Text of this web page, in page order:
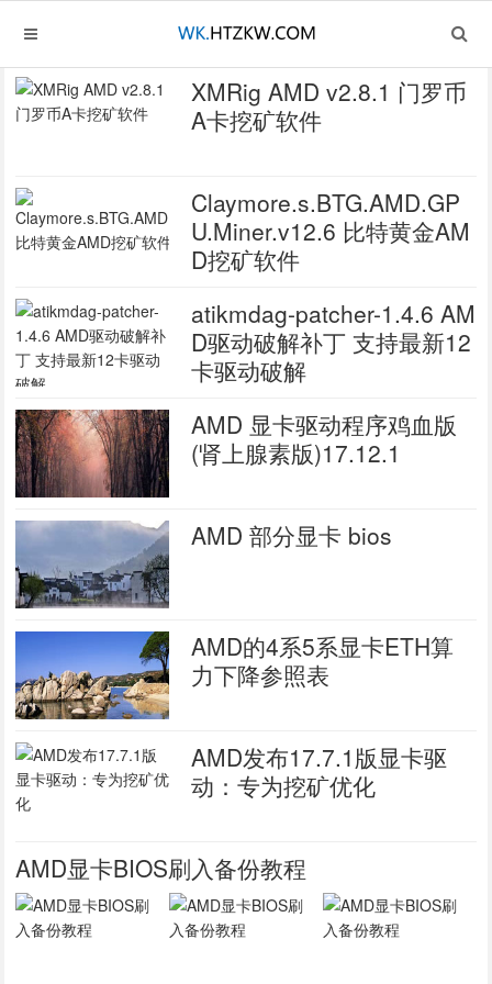
XMRig AMD v2.8.1 门罗币
A卡挖矿软件
Claymore.s.BTG.AMD.GP
U.Miner.v12.6 比特黄金AM
D挖矿软件
atikmdag-patcher-1.4.6 AM
D驱动破解补丁 支持最新12
卡驱动破解
AMD 显卡驱动程序鸡血版
(肾上腺素版)17.12.1
AMD 部分显卡 bios
AMD的4系5系显卡ETH算
力下降参照表
AMD发布17.7.1版显卡驱
动：专为挖矿优化
AMD显卡BIOS刷入备份教程